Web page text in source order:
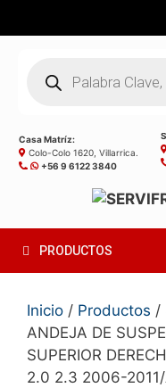
al
productos
Casa Matríz:
Colo-Colo 1620, Villarrica.
+56 9 6122 3840
PRODUCTOS
Inicio / Productos /
ANDEJA DE
SUPERIOR
2.0 2.3 2006-